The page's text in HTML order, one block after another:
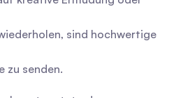
sind hochwertige
zu senden.